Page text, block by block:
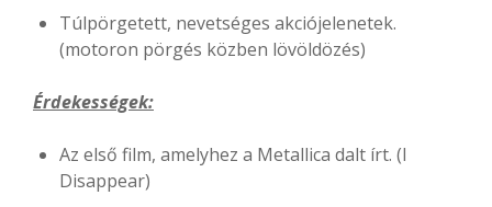
Túlpörgetett, nevetséges akciójelenetek.
(motoron pörgés közben lövöldözés)
Érdekességek:
Az első film, amelyhez a Metallica dalt írt. (I
Disappear)